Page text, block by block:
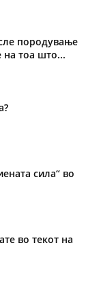
породување
на тоа што...
сила“ во
во текот на